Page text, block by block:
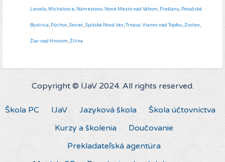
Levoča, Michalovce, Námestovo. Nové Mesto nad Váhom, Piešťany, Považská
Bystrica, Púchov,Senec,Spišská Nová Ves,Trnava,Vranov nad Topľou,Zvolen,
Žiar nad Hronom,Žilina
Copyright © IJaV 2024. All rights reserved.
Škola PC IJaV Jazyková škola
Škola účtovníctva
Kurzy a školenia
Doučovanie
Prekladateľská agentúra